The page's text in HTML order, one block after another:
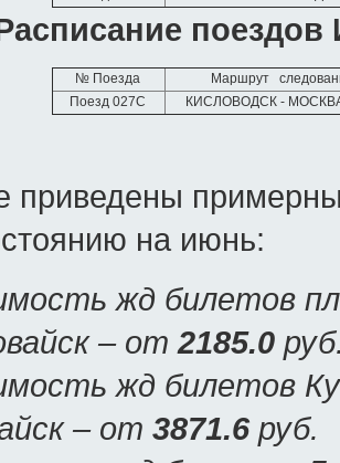
№ Поезда
Маршрут
Поезд 027С
КИСЛОВОДСК -
приведены
на июнь:
жд билетов
– от2185.0
жд билетов
– от 3871.6 руб.